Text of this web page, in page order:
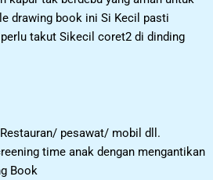
drawing book ini Si Kecil pasti
takut Sikecil coret2 di dinding
pesawat/ mobil dll.
time anak dengan mengantikan
Book